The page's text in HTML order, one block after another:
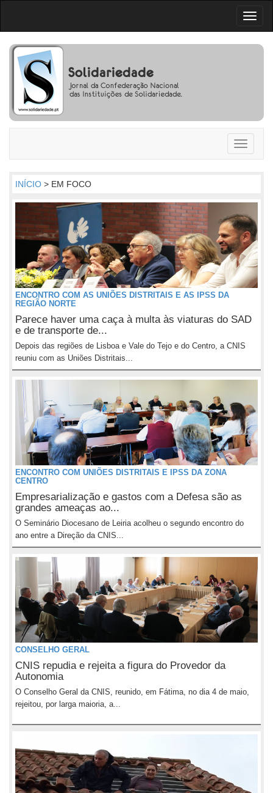
Toggle
INÍCIO > EM FOCO
ENCONTRO COM AS UNIÕES DISTRITAIS E AS IPSS DA
REGIÃO NORTE
Parece haver uma caça à multa às viaturas do SAD
e de transporte de...
Depois das regiões de Lisboa e Vale do Tejo e do Centro, a CNIS
reuniu com as Uniões Distritais...
ENCONTRO COM UNIÕES DISTRITAIS E IPSS DA ZONA
CENTRO
Empresarialização e gastos com a Defesa são as
grandes ameaças ao...
O Seminário Diocesano de Leiria acolheu o segundo encontro do
ano entre a Direção da CNIS...
CONSELHO GERAL
CNIS repudia e rejeita a figura do Provedor da
Autonomia
O Conselho Geral da CNIS, reunido, em Fátima, no dia 4 de maio,
rejeitou, por larga maioria, a...